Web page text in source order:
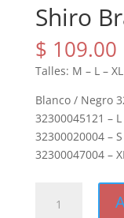
Shiro
$ 109.00
Talles: M – L – XL
Blanco / Negro
32300045121 –
32300020004 –
32300047004 –
Bravo